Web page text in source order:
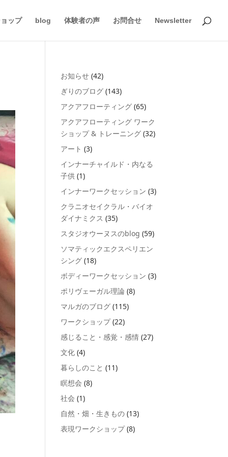
ップ blog 体験者の声 お問合せ Newsletter
お知らせ (42)
ぎりのブログ (143)
アクアフローティング (65)
アクアフローティング ワーク
ショップ & トレーニング (32)
アート (3)
インナーチャイルド・内なる
子供 (1)
インナーワークセッション (3)
クラニオセイクラル・バイオ
ダイナミクス (35)
スタジオウーヌスのblog (59)
ソマティックエクスペリエン
シング (18)
ボディーワークセッション (3)
ポリヴェーガル理論 (8)
マルガのブログ (115)
ワークショップ(22)
感じること・感覚・感情 (27)
文化 (4)
暮らしのこと (11)
瞑想会 (8)
社会 (1)
自然・畑・生きもの (13)
表現ワークショップ(8)